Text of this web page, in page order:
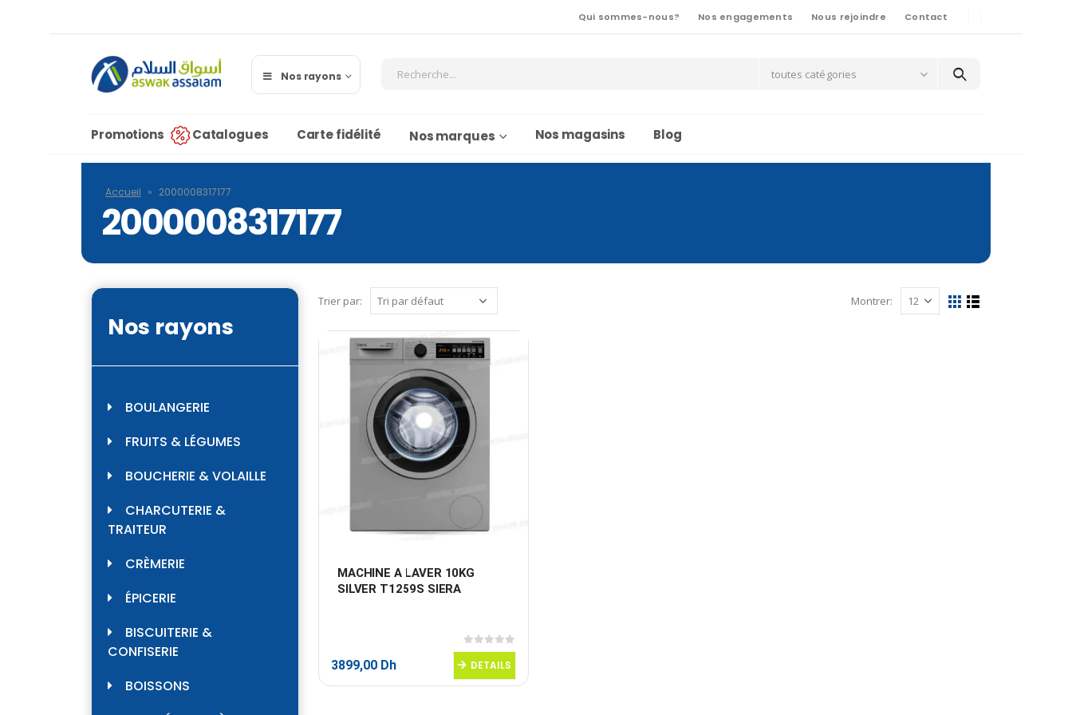
Qui sommes-nous? Nos engagements Nous rejoindre Contact
Nos rayons toutes catégories
Promotions Catalogues Carte fidélité Nos marques Nos magasins Blog
Accueil » 2000008317177
2000008317177
Trier par: Montrer:
MACHINE A LAVER 10KG
SILVER T1259S SIERA
0sur 5
3899,00 Dh DETAILS
Nos rayons
BOULANGERIE
FRUITS & LÉGUMES
BOUCHERIE & VOLAILLE
CHARCUTERIE &
TRAITEUR
CRÈMERIE
ÉPICERIE
BISCUITERIE &
CONFISERIE
BOISSONS